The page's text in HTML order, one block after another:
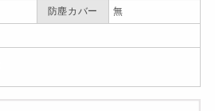
防塵カバー 無